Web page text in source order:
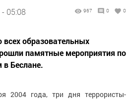
05:08 967 0 0
всех образовательных
памятные мероприятия по
в Беслане.
2004 года, три дня террористы-